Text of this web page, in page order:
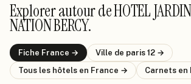
Explorer autour deHOTEL
NATION BERCY.
Fiche France → Ville de paris 12 →
Tous les hôtels en France → Carnets en